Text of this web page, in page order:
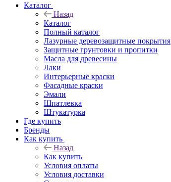
Каталог
Назад
Каталог
Полный каталог
Лазурные деревозащитные покрытия
Защитные грунтовки и пропитки
Масла для древесины
Лаки
Интерьерные краски
Фасадные краски
Эмали
Шпатлевка
Штукатурка
Где купить
Бренды
Как купить
Назад
Как купить
Условия оплаты
Условия доставки